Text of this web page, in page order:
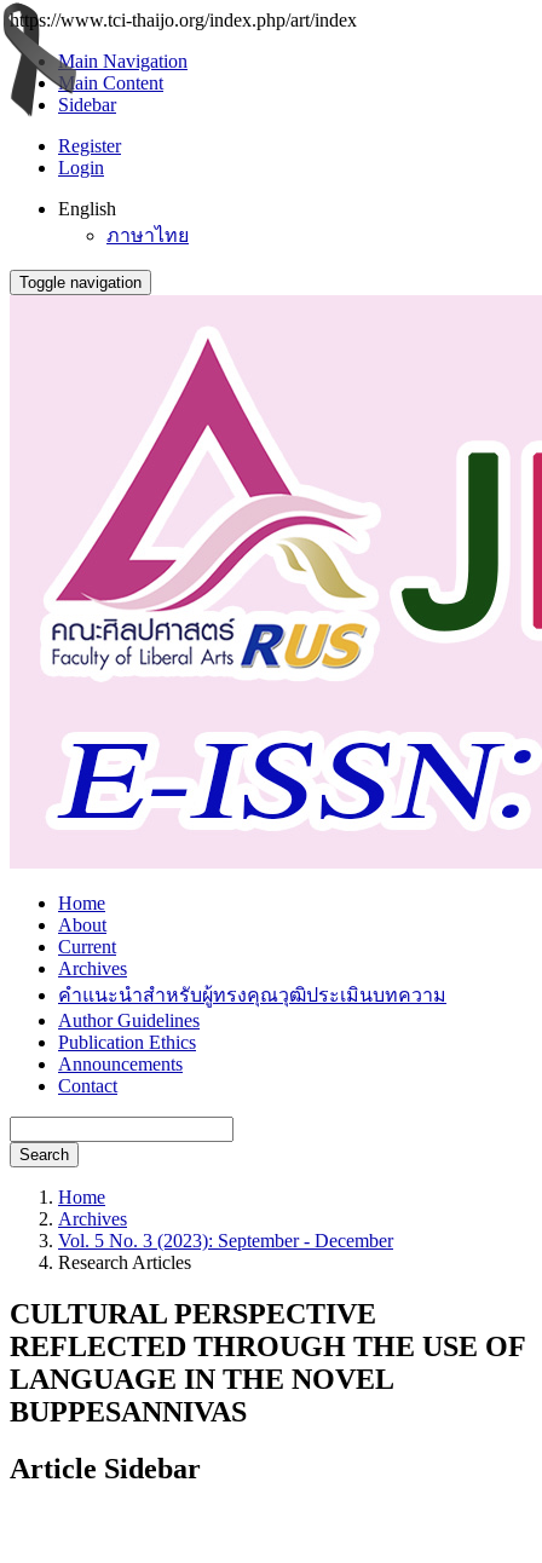
https://www.tci-thaijo.org/index.php/art/index
Main Navigation
Main Content
Sidebar
Register
Login
English
ภาษาไทย
Toggle navigation
Home
About
Current
Archives
คำแนะนำสำหรับผู้ทรงคุณวุฒิประเมินบทความ
Author Guidelines
Publication Ethics
Announcements
Contact
Search
Home
Archives
Vol. 5 No. 3 (2023): September - December
Research Articles
CULTURAL PERSPECTIVE
REFLECTED THROUGH THE USE OF
LANGUAGE IN THE NOVEL
BUPPESANNIVAS
Article Sidebar